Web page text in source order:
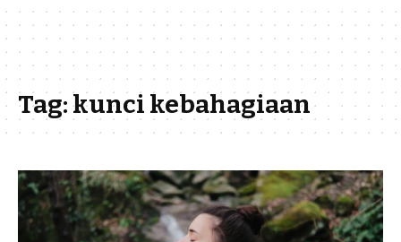
Tag:kunci kebahagiaan